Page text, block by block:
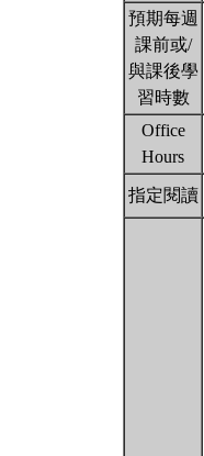
預期每週
課前或/
與課後學
習時數
Office
Hours
指定閱讀